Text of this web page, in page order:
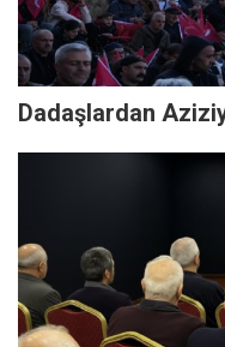
Dadaşlardan